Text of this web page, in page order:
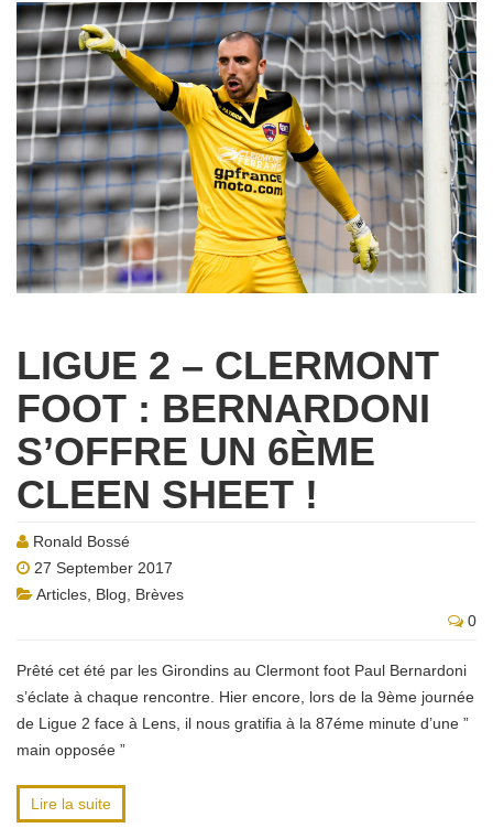
LIGUE 2 – CLERMONT
FOOT : BERNARDONI
S’OFFRE UN 6ÈME
CLEEN SHEET !
Ronald Bossé
27 September 2017
Articles Blog
Brèves
0
Prêté cet été par les Girondins au Clermont foot Paul Bernardoni
s’éclate à chaque rencontre. Hier encore, lors de la 9ème journée
de Ligue 2 face à Lens, il nous gratifia à la 87éme minute d’une ”
main opposée ”
Lire la suite